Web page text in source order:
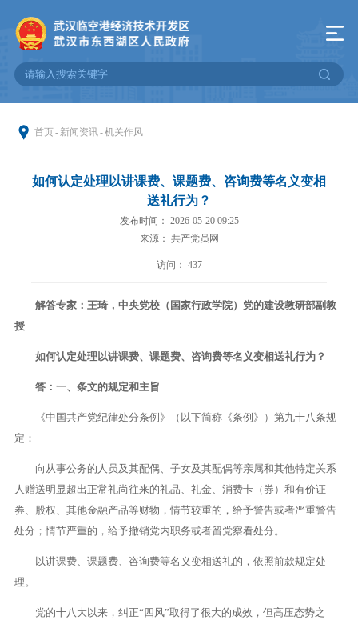
首页- 新闻资讯-机关作风
如何认定处理以讲课费、课题费、咨询费等名义变相
送礼行为？
发布时间： 2026-05-20 09:25
来源： 共产党员网
访问： 437
解答专家：王琦，中央党校（国家行政学院）党的建设教研部副教
授
如何认定处理以讲课费、课题费、咨询费等名义变相送礼行为？
答：一、条文的规定和主旨
《中国共产党纪律处分条例》（以下简称《条例》）第九十八条规
定：
向从事公务的人员及其配偶、子女及其配偶等亲属和其他特定关系
人赠送明显超出正常礼尚往来的礼品、礼金、消费卡（券）和有价证
券、股权、其他金融产品等财物，情节较重的，给予警告或者严重警告
处分；情节严重的，给予撤销党内职务或者留党察看处分。
以讲课费、课题费、咨询费等名义变相送礼的，依照前款规定处
理。
党的十八大以来，纠正“四风”取得了很大的成效，但高压态势之